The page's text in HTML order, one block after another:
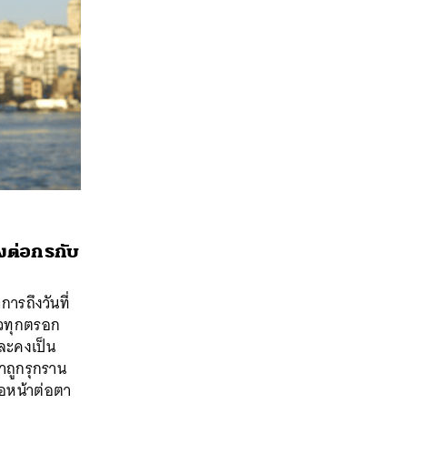
ต่อกรกับ
ารถึงวันที่
ทุกตรอก
คงเป็น
ถูกรุกราน
หน้าต่อตา